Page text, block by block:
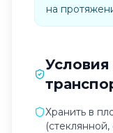
на
Хранить в